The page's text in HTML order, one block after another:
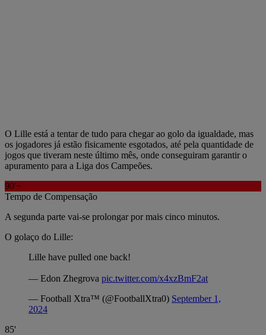
O Lille está a tentar de tudo para chegar ao golo da igualdade, mas
os jogadores já estão fisicamente esgotados, até pela quantidade de
jogos que tiveram neste último mês, onde conseguiram garantir o
apuramento para a Liga dos Campeões.
90'+
Tempo de Compensação
A segunda parte vai-se prolongar por mais cinco minutos.
O golaço do Lille:
Lille have pulled one back!
— Edon Zhegrova pic.twitter.com/x4xzBmF2at
— Football Xtra™ (@FootballXtra0) September 1,
2024
85'